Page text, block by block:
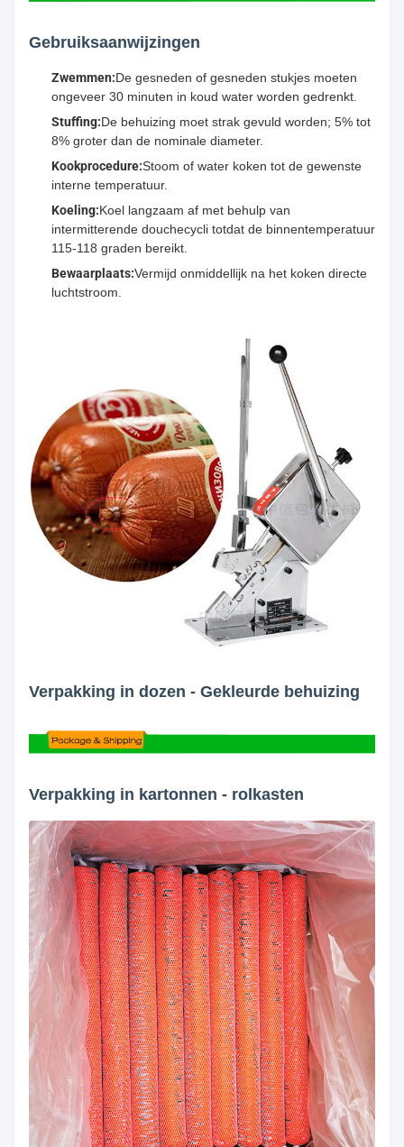
Gebruiksaanwijzingen
Zwemmen:De gesneden of gesneden stukjes moeten
ongeveer 30 minuten in koud water worden gedrenkt.
Stuffing:De behuizing moet strak gevuld worden; 5% tot
8% groter dan de nominale diameter.
Kookprocedure:Stoom of water koken tot de gewenste
interne temperatuur.
Koeling:Koel langzaam af met behulp van
intermitterende douchecycli totdat de binnentemperatuur
115-118 graden bereikt.
Bewaarplaats:Vermijd onmiddellijk na het koken directe
luchtstroom.
Verpakking in dozen - Gekleurde behuizing
Verpakking in kartonnen - rolkasten